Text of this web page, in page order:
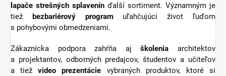
lapače strešných splavenín ďalší sortiment. Významným je
tiež
bezbariérový programuľahčujúci život ľuďom
s pohybovými obmedzeniami.
Zákaznícka podpora zahŕňa ajškolenia architektov
a projektantov, odborných predajcov, študentov a učiteľov
a tiežvideo prezentácie vybraných produktov, ktoré si